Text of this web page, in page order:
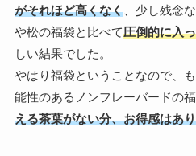
がそれほど高くなく、少し残念
や松の福袋と比べて圧倒的に入
しい結果でした。
やはり福袋ということなので、
能性のあるノンフレーバードの福
える茶葉がない分、お得感はあ